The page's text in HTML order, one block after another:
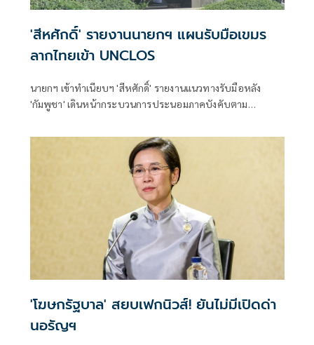
'สีหศักดิ์' รายงานนายกฯ แผนรับมือเขมร
ลากไทยเข้า UNCLOS
นายกฯ เข้าทำเนียบฯ 'สีหศักดิ์' รายงานแนวทางรับมือหลัง
'กัมพูชา' เดินหน้ากระบวนการประนอมภาคบังคับตาม
'โฆษกรัฐบาล' สยบเฟกนิวส์! ยันไม่มีเปิดด่า
นอรัญฯ